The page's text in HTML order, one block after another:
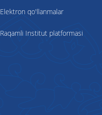
Elektron qo'llanmalar
Raqamli Institut platformasi